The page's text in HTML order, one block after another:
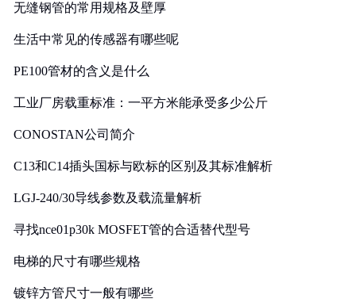
无缝钢管的常用规格及壁厚
生活中常见的传感器有哪些呢
PE100管材的含义是什么
工业厂房载重标准：一平方米能承受多少公斤
CONOSTAN公司简介
C13和C14插头国标与欧标的区别及其标准解析
LGJ-240/30导线参数及载流量解析
寻找nce01p30k MOSFET管的合适替代型号
电梯的尺寸有哪些规格
镀锌方管尺寸一般有哪些